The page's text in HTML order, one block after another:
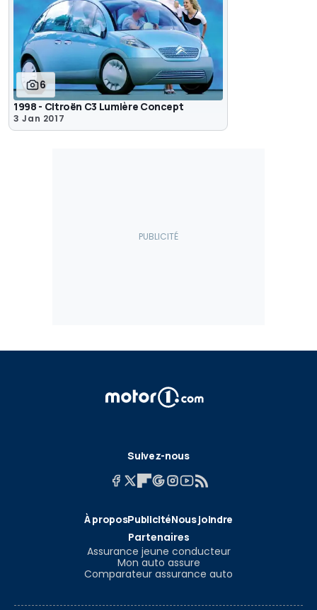
6
1998 - Citroën C3 Lumière Concept
3 Jan 2017
Suivez-nous
À proposPublicitéNous joindre
Partenaires
Assurance jeune conducteur
Mon auto assure
Comparateur assurance auto